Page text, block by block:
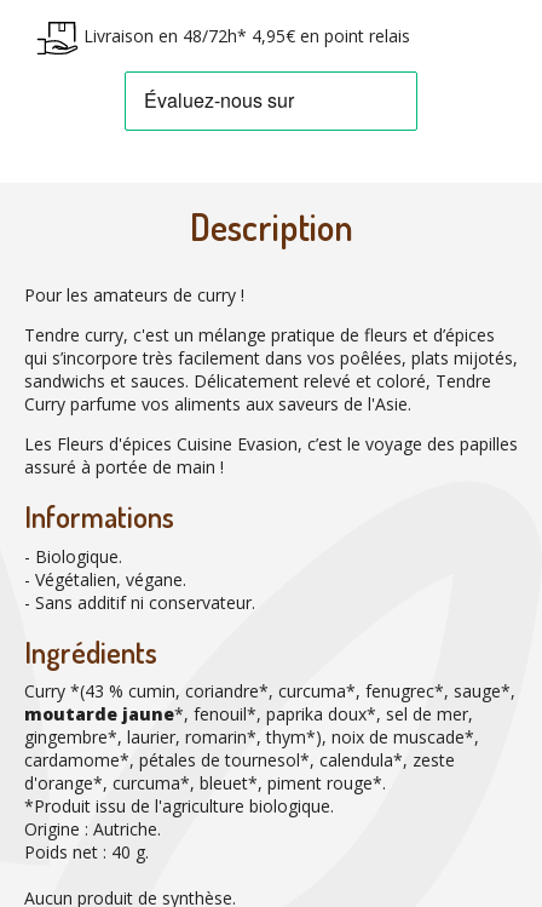
Livraison en 48/72h* 4,95€ en point relais
Description
Pour les amateurs de curry !
Tendre curry, c'est un mélange pratique de fleurs et d’épices
qui s’incorpore très facilement dans vos poêlées, plats mijotés,
sandwichs et sauces. Délicatement relevé et coloré, Tendre
Curry parfume vos aliments aux saveurs de l'Asie.
Les Fleurs d'épices Cuisine Evasion, c’est le voyage des papilles
assuré à portée de main !
Informations
- Biologique.
- Végétalien, végane.
- Sans additif ni conservateur.
Ingrédients
Curry *(43 % cumin, coriandre*, curcuma*, fenugrec*, sauge*,
moutarde jaune*, fenouil*, paprika doux*, sel de mer,
gingembre*, laurier, romarin*, thym*), noix de muscade*,
cardamome*, pétales de tournesol*, calendula*, zeste
d'orange*, curcuma*, bleuet*, piment rouge*.
*Produit issu de l'agriculture biologique.
Origine : Autriche.
Poids net : 40 g.
Aucun produit de synthèse.